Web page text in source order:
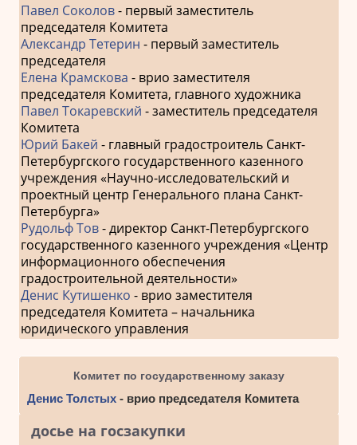
Павел Соколов- первый заместитель
председателя Комитета
Александр Тетерин - первый заместитель
председателя
Елена Крамскова - врио заместителя
председателя Комитета, главного художника
Павел Токаревский - заместитель председателя
Комитета
Юрий Бакей - главный градостроитель Санкт-
Петербургского государственного казенного
учреждения «Научно-исследовательский и
проектный центр Генерального плана Санкт-
Петербурга»
Рудольф Тов- директор Санкт-Петербургского
государственного казенного учреждения «Центр
информационного обеспечения
градостроительной деятельности»
Денис Кутишенко - врио заместителя
председателя Комитета – начальника
юридического управления
Комитет по государственному заказу
Денис Толстых- врио председателя Комитета
досье на госзакупки